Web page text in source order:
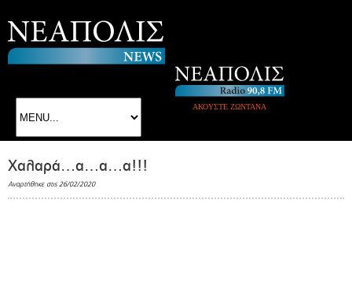
ΑΚΟΥΣΤΕ ΖΩΝΤΑΝΑ
Χαλαρά…α…α…α!!!
Αναρτήθηκε στις 26/02/2020